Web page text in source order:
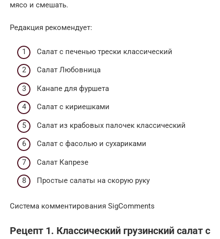
мясо и смешать.
Редакция рекомендует:
Cалат с печенью трески классический
Салат Любовница
Канапе для фуршета
Салат с кириешками
Салат из крабовых палочек классический
Салат с фасолью и сухариками
Салат Капрезе
Простые салаты на скорую руку
Система комментирования SigComments
Рецепт 1. Классический грузинский салат с